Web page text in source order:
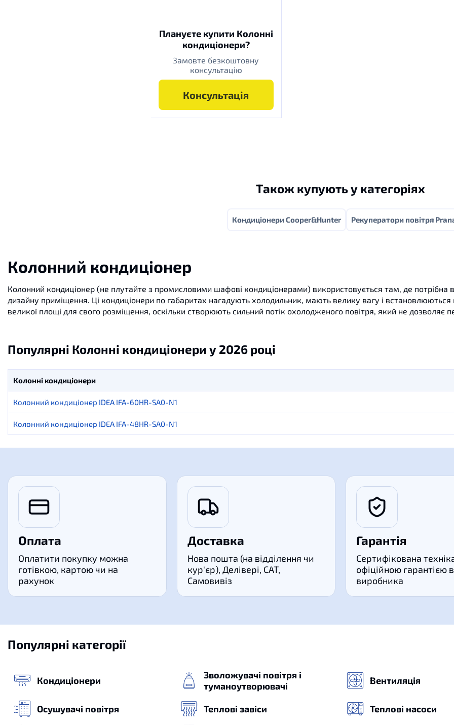
Плануєте купити Колонні
кондиціонери?
Замовте безкоштовну
консультацію
Консультація
Також купують у категоріях
Кондиціонери Cooper&Hunter Рекуператори повітря
Колонний кондиціонер
Колонний кондиціонер (не плутайте з промисловими шафові кондиціонерами) використовується там, де потрібна
дизайну приміщення. Ці кондиціонери по габаритах нагадують холодильник, мають велику вагу і встановлюються
великої площі для свого розміщення, оскільки створюють сильний потік охолодженого повітря, який не дозволяє
Популярні Колонні кондиціонери у 2026 році
Колонні кондиціонери
Колонний кондиціонер IDEA IFA-60HR-SA0-N1
Колонний кондиціонер IDEA IFA-48HR-SA0-N1
Оплата
Оплатити покупку можна
готівкою, картою чи на
рахунок
Доставка
Нова пошта (на відділення чи
кур'єр), Делівері, САТ,
Самовивіз
Гарантія
Сертифікована
офіційною гарантією
виробника
Популярні категорії
Кондиціонери
Зволожувачі повітря і
туманоутворювачі
Вентиляція
Осушувачі повітря Теплові завіси Теплові насоси